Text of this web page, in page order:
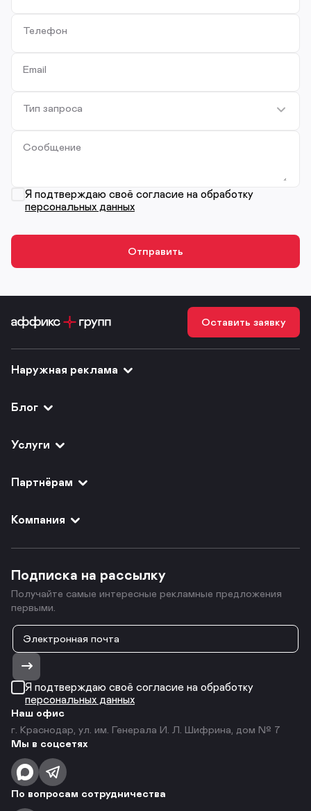
Телефон
Email
Тип запроса
Сообщение
Я подтверждаю своё согласие на обработку
персональных данных
Оставить заявку
Наружная реклама
Блог
Услуги
Партнёрам
Компания
Подписка на рассылку
Получайте самые интересные рекламные предложения
первыми.
Я подтверждаю своё согласие на обработку
персональных данных
Наш офис
г. Краснодар, ул. им. Генерала И. Л. Шифрина, дом № 7
Мы в соцсетях
По вопросам сотрудничества